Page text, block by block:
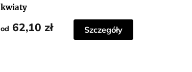
kwiaty
od 62,10 zł Szczegóły